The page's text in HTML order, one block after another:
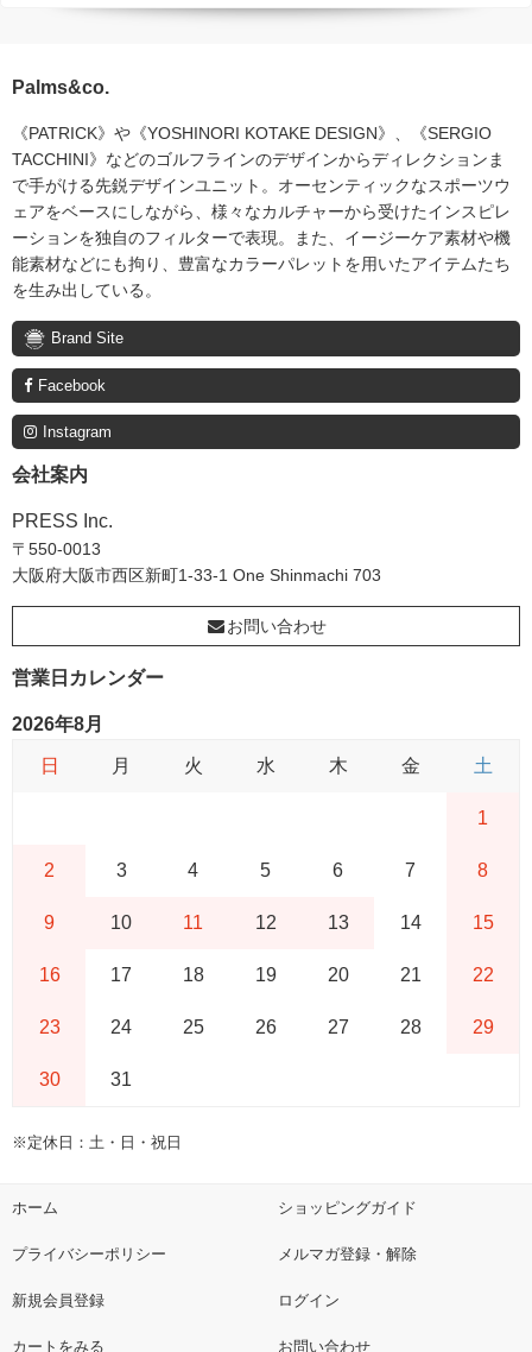
Palms&co.
《PATRICK》や《YOSHINORI KOTAKE DESIGN》、《SERGIO
TACCHINI》などのゴルフラインのデザインからディレクションま
で手がける先鋭デザインユニット。オーセンティックなスポーツウ
ェアをベースにしながら、様々なカルチャーから受けたインスピレ
ーションを独自のフィルターで表現。また、イージーケア素材や機
能素材などにも拘り、豊富なカラーパレットを用いたアイテムたち
を生み出している。
Brand Site
Facebook
Instagram
会社案内
PRESS Inc.
〒550-0013
大阪府大阪市西区新町1-33-1 One Shinmachi 703
お問い合わせ
営業日カレンダー
2026年8月
日 月 火 水 木 金 土
1
2 3 4 5 6 7 8
9 10 11 12 13 14 15
16 17 18 19 20 21 22
23 24 25 26 27 28 29
30 31
※定休日：土・日・祝日
ホーム ショッピングガイド
プライバシーポリシー メルマガ登録・解除
新規会員登録 ログイン
カートをみる お問い合わせ